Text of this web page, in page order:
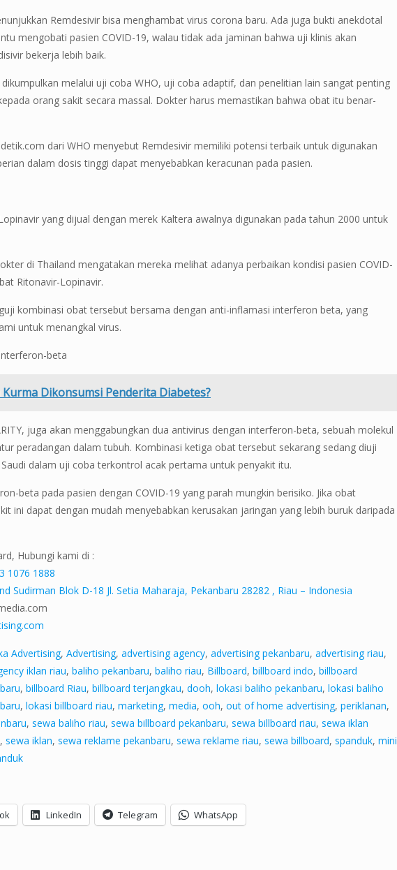
Remdesivir bisa menghambat virus corona baru. Ada juga bukti anekdotal
mengobati pasien COVID-19, walau tidak ada jaminan bahwa uji klinis akan
bekerja lebih baik.
melalui uji coba WHO, uji coba adaptif, dan penelitian lain sangat penting
orang sakit secara massal. Dokter harus memastikan bahwa obat itu benar-
dari WHO menyebut Remdesivir memiliki potensi terbaik untuk digunakan
dalam dosis tinggi dapat menyebabkan keracunan pada pasien.
yang dijual dengan merek Kaltera awalnya digunakan pada tahun 2000 untuk
di Thailand mengatakan mereka melihat adanya perbaikan kondisi pasien COVID-
Ritonavir-Lopinavir.
kombinasi obat tersebut bersama dengan anti-inflamasi interferon beta, yang
untuk menangkal virus.
beta
Dikonsumsi Penderita Diabetes?
juga akan menggabungkan dua antivirus dengan interferon-beta, sebuah molekul
peradangan dalam tubuh. Kombinasi ketiga obat tersebut sekarang sedang diuji
dalam uji coba terkontrol acak pertama untuk penyakit itu.
beta pada pasien dengan COVID-19 yang parah mungkin berisiko. Jika obat
ini dapat dengan mudah menyebabkan kerusakan jaringan yang lebih buruk daripada
Hubungi kami di :
1076 1888
Sudirman Blok D-18 Jl. Setia Maharaja, Pekanbaru 28282 , Riau – Indonesia
Advertising, Advertising, advertising agency, advertising pekanbaru, advertising riau,
iklan riau, baliho pekanbaru, baliho riau, Billboard, billboard indo, billboard
, billboard Riau, billboard terjangkau, dooh, lokasi baliho pekanbaru, lokasi baliho
, lokasi billboard riau, marketing, media, ooh, out of home advertising, periklanan,
, sewa baliho riau, sewa billboard pekanbaru, sewa billboard riau, sewa iklan
, sewa iklan, sewa reklame pekanbaru, sewa reklame riau, sewa billboard, spanduk, mini
LinkedIn Telegram WhatsApp